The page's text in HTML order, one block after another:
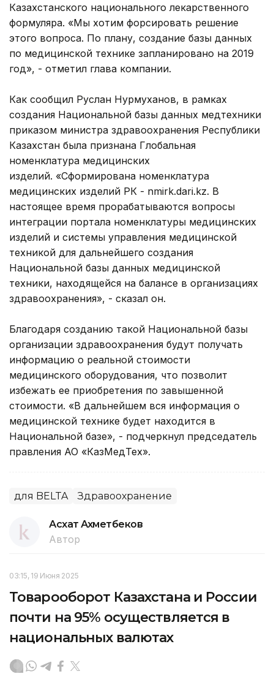
Казахстанского национального лекарственного
формуляра. «Мы хотим форсировать решение
этого вопроса. По плану, создание базы данных
по медицинской технике запланировано на 2019
год», - отметил глава компании.
Как сообщил Руслан Нурмуханов, в рамках
создания Национальной базы данных медтехники
приказом министра здравоохранения Республики
Казахстан была признана Глобальная
номенклатура медицинских
изделий. «Сформирована номенклатура
медицинских изделий РК - nmirk.dari.kz. В
настоящее время прорабатываются вопросы
интеграции портала номенклатуры медицинских
изделий и системы управления медицинской
техникой для дальнейшего создания
Национальной базы данных медицинской
техники, находящейся на балансе в организациях
здравоохранения», - сказал он.
Благодаря созданию такой Национальной базы
организации здравоохранения будут получать
информацию о реальной стоимости
медицинского оборудования, что позволит
избежать ее приобретения по завышенной
стоимости. «В дальнейшем вся информация о
медицинской технике будет находится в
Национальной базе», - подчеркнул председатель
правления АО «КазМедТех».
для BELTA Здравоохранение
Асхат Ахметбеков
Автор
03:15, 19 Июня 2025
Товарооборот Казахстана и России
почти на 95% осуществляется в
национальных валютах